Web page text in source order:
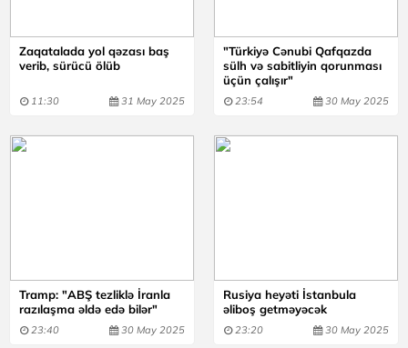
Zaqatalada yol qəzası baş
verib, sürücü ölüb
11:30 31 May 2025
"Türkiyə Cənubi Qafqazda
sülh və sabitliyin qorunması
üçün çalışır"
23:54 30 May 2025
Tramp: "ABŞ tezliklə İranla
razılaşma əldə edə bilər"
23:40 30 May 2025
Rusiya heyəti İstanbula
əliboş getməyəcək
23:20 30 May 2025